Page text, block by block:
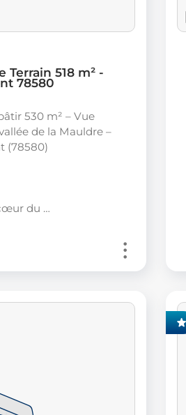
Terrain 518 m² -
78580
530 m² – Vue
de la Mauldre –
(78580)
du …